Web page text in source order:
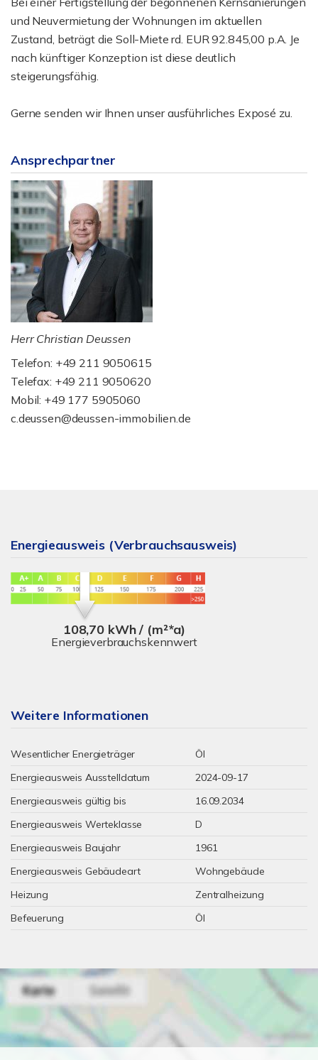
und Neuvermietung der Wohnungen im aktuellen
Zustand, beträgt die Soll-Miete rd. EUR 92.845,00 p.A. Je
nach künftiger Konzeption ist diese deutlich
steigerungsfähig.
Gerne senden wir Ihnen unser ausführliches Exposé zu.
Ansprechpartner
Herr Christian Deussen
Telefon: +49 211 9050615
Telefax: +49 211 9050620
Mobil: +49 177 5905060
c.deussen@deussen-immobilien.de
Energieausweis (Verbrauchsausweis)
108,70 kWh / (m²*a)
Energieverbrauchskennwert
Weitere Informationen
Wesentlicher Energieträger
Öl
Energieausweis Ausstelldatum
2024-09-17
Energieausweis gültig bis
16.09.2034
Energieausweis Werteklasse
D
Energieausweis Baujahr
1961
Energieausweis Gebäudeart
Wohngebäude
Heizung
Zentralheizung
Befeuerung
Öl